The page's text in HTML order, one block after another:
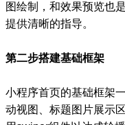
图绘制，和效果预览也
提供清晰的指导。
第二步搭建基础框架
小程序首页的基础框架
动视图、标题图片展示